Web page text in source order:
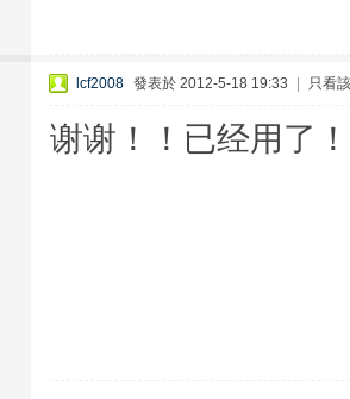
lcf2008 發表於 2012-5-18 19:33 只看
谢谢！！已经用了